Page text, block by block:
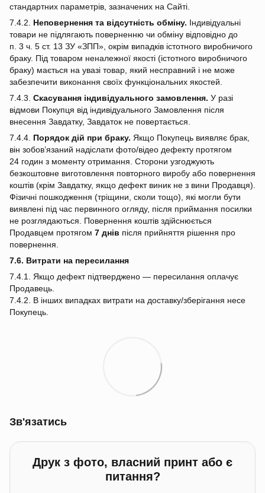
стандартних параметрів, зазначених на Сайті.
7.4.2. Неповернення та відсутність обміну. Індивідуальні
товари не підлягають поверненню чи обміну відповідно до
п. 3 ч. 5 ст. 13 ЗУ «ЗПП», окрім випадків істотного виробничого
браку. Під товаром неналежної якості (істотного виробничого
браку) мається на увазі товар, який несправний і не може
забезпечити виконання своїх функціональних якостей.
7.4.3. Скасування індивідуального замовлення. У разі
відмови Покупця від індивідуального Замовлення після
внесення Завдатку, Завдаток не повертається.
7.4.4. Порядок дій при браку. Якщо Покупець виявляє брак,
він зобов’язаний надіслати фото/відео дефекту протягом
24 годин з моменту отримання. Сторони узгоджують
безкоштовне виготовлення повторного виробу або повернення
коштів (крім Завдатку, якщо дефект виник не з вини Продавця).
Фізичні пошкодження (тріщини, сколи тощо), які могли бути
виявлені під час первинного огляду, після приймання посилки
не розглядаються. Повернення коштів здійснюється
Продавцем протягом 7 днів після прийняття рішення про
повернення.
7.6. Витрати на пересилання
7.4.1. Якщо дефект підтверджено — пересилання оплачує
Продавець.
7.4.2. В інших випадках витрати на доставку/зберігання несе
Покупець.
Зв'язатись
Друк з фото, власний принт або є
питання?